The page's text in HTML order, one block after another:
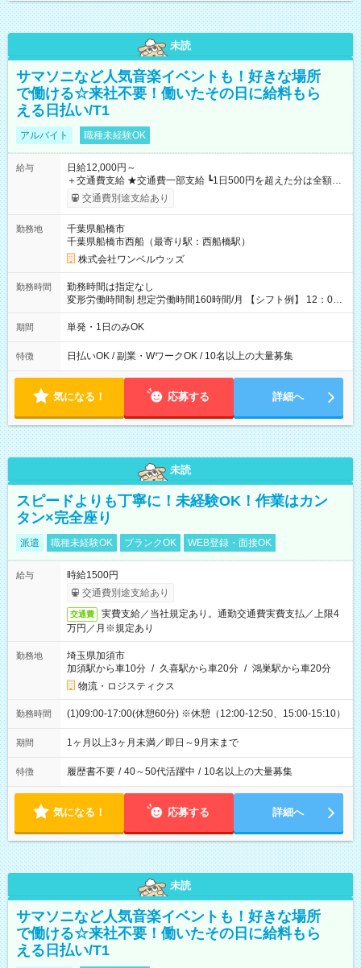
未読
サマソニなど人気音楽イベントも！好きな場所
で働ける☆来社不要！働いたその日に給料もら
える日払い/T1
アルバイト 職種未経験OK
給与
日給12,000円～
＋交通費支給 ★交通費一部支給 ┗1日500円を超えた分は全額支
給！ ※往復500円以内の方は自己負担となります ★日払いOK！
（規定あり） ┗働いたその日に現金GET♪ お仕事後はコンビニ
なし
交通費別途支給あり
勤務地
千葉県船橋市
千葉県船橋市西船（最寄り駅：西船橋駅）
株式会社ワンベルウッズ
勤務時間
勤務時間は指定なし
変形労働時間制 想定労働時間160時間/月 【シフト例】 12：00
～22：00
期間 単発・1日のみOK
特徴 日払いOK / 副業・WワークOK / 10名以上の大量募集
気になる！ 応募する 詳細へ
未読
スピードよりも丁寧に！未経験OK！作業はカン
タン×完全座り
派遣 職種未経験OK ブランクOK WEB登録・面接OK
給与
時給1500円
交通費別途支給あり
交通費
実費支給／当社規定あり。通勤交通費実費支払／上限4
万円／月※規定あり
勤務地
埼玉県加須市
加須駅から車10分 / 久喜駅から車20分 / 鴻巣駅から車20分
物流・ロジスティクス
勤務時間 (1)09:00-17:00(休憩60分) ※休憩（12:00-12:50、15:00-15:10）
期間 1ヶ月以上3ヶ月未満／即日～9月末まで
特徴 履歴書不要 / 40～50代活躍中 / 10名以上の大量募集
気になる！ 応募する 詳細へ
未読
サマソニなど人気音楽イベントも！好きな場所
で働ける☆来社不要！働いたその日に給料もら
える日払い/T1